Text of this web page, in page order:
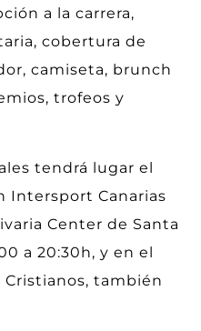
a la carrera,
cobertura de
camiseta, brunch
trofeos y
tendrá lugar el
Intersport Canarias
Center de Santa
a 20:30h, y en el
Cristianos, también